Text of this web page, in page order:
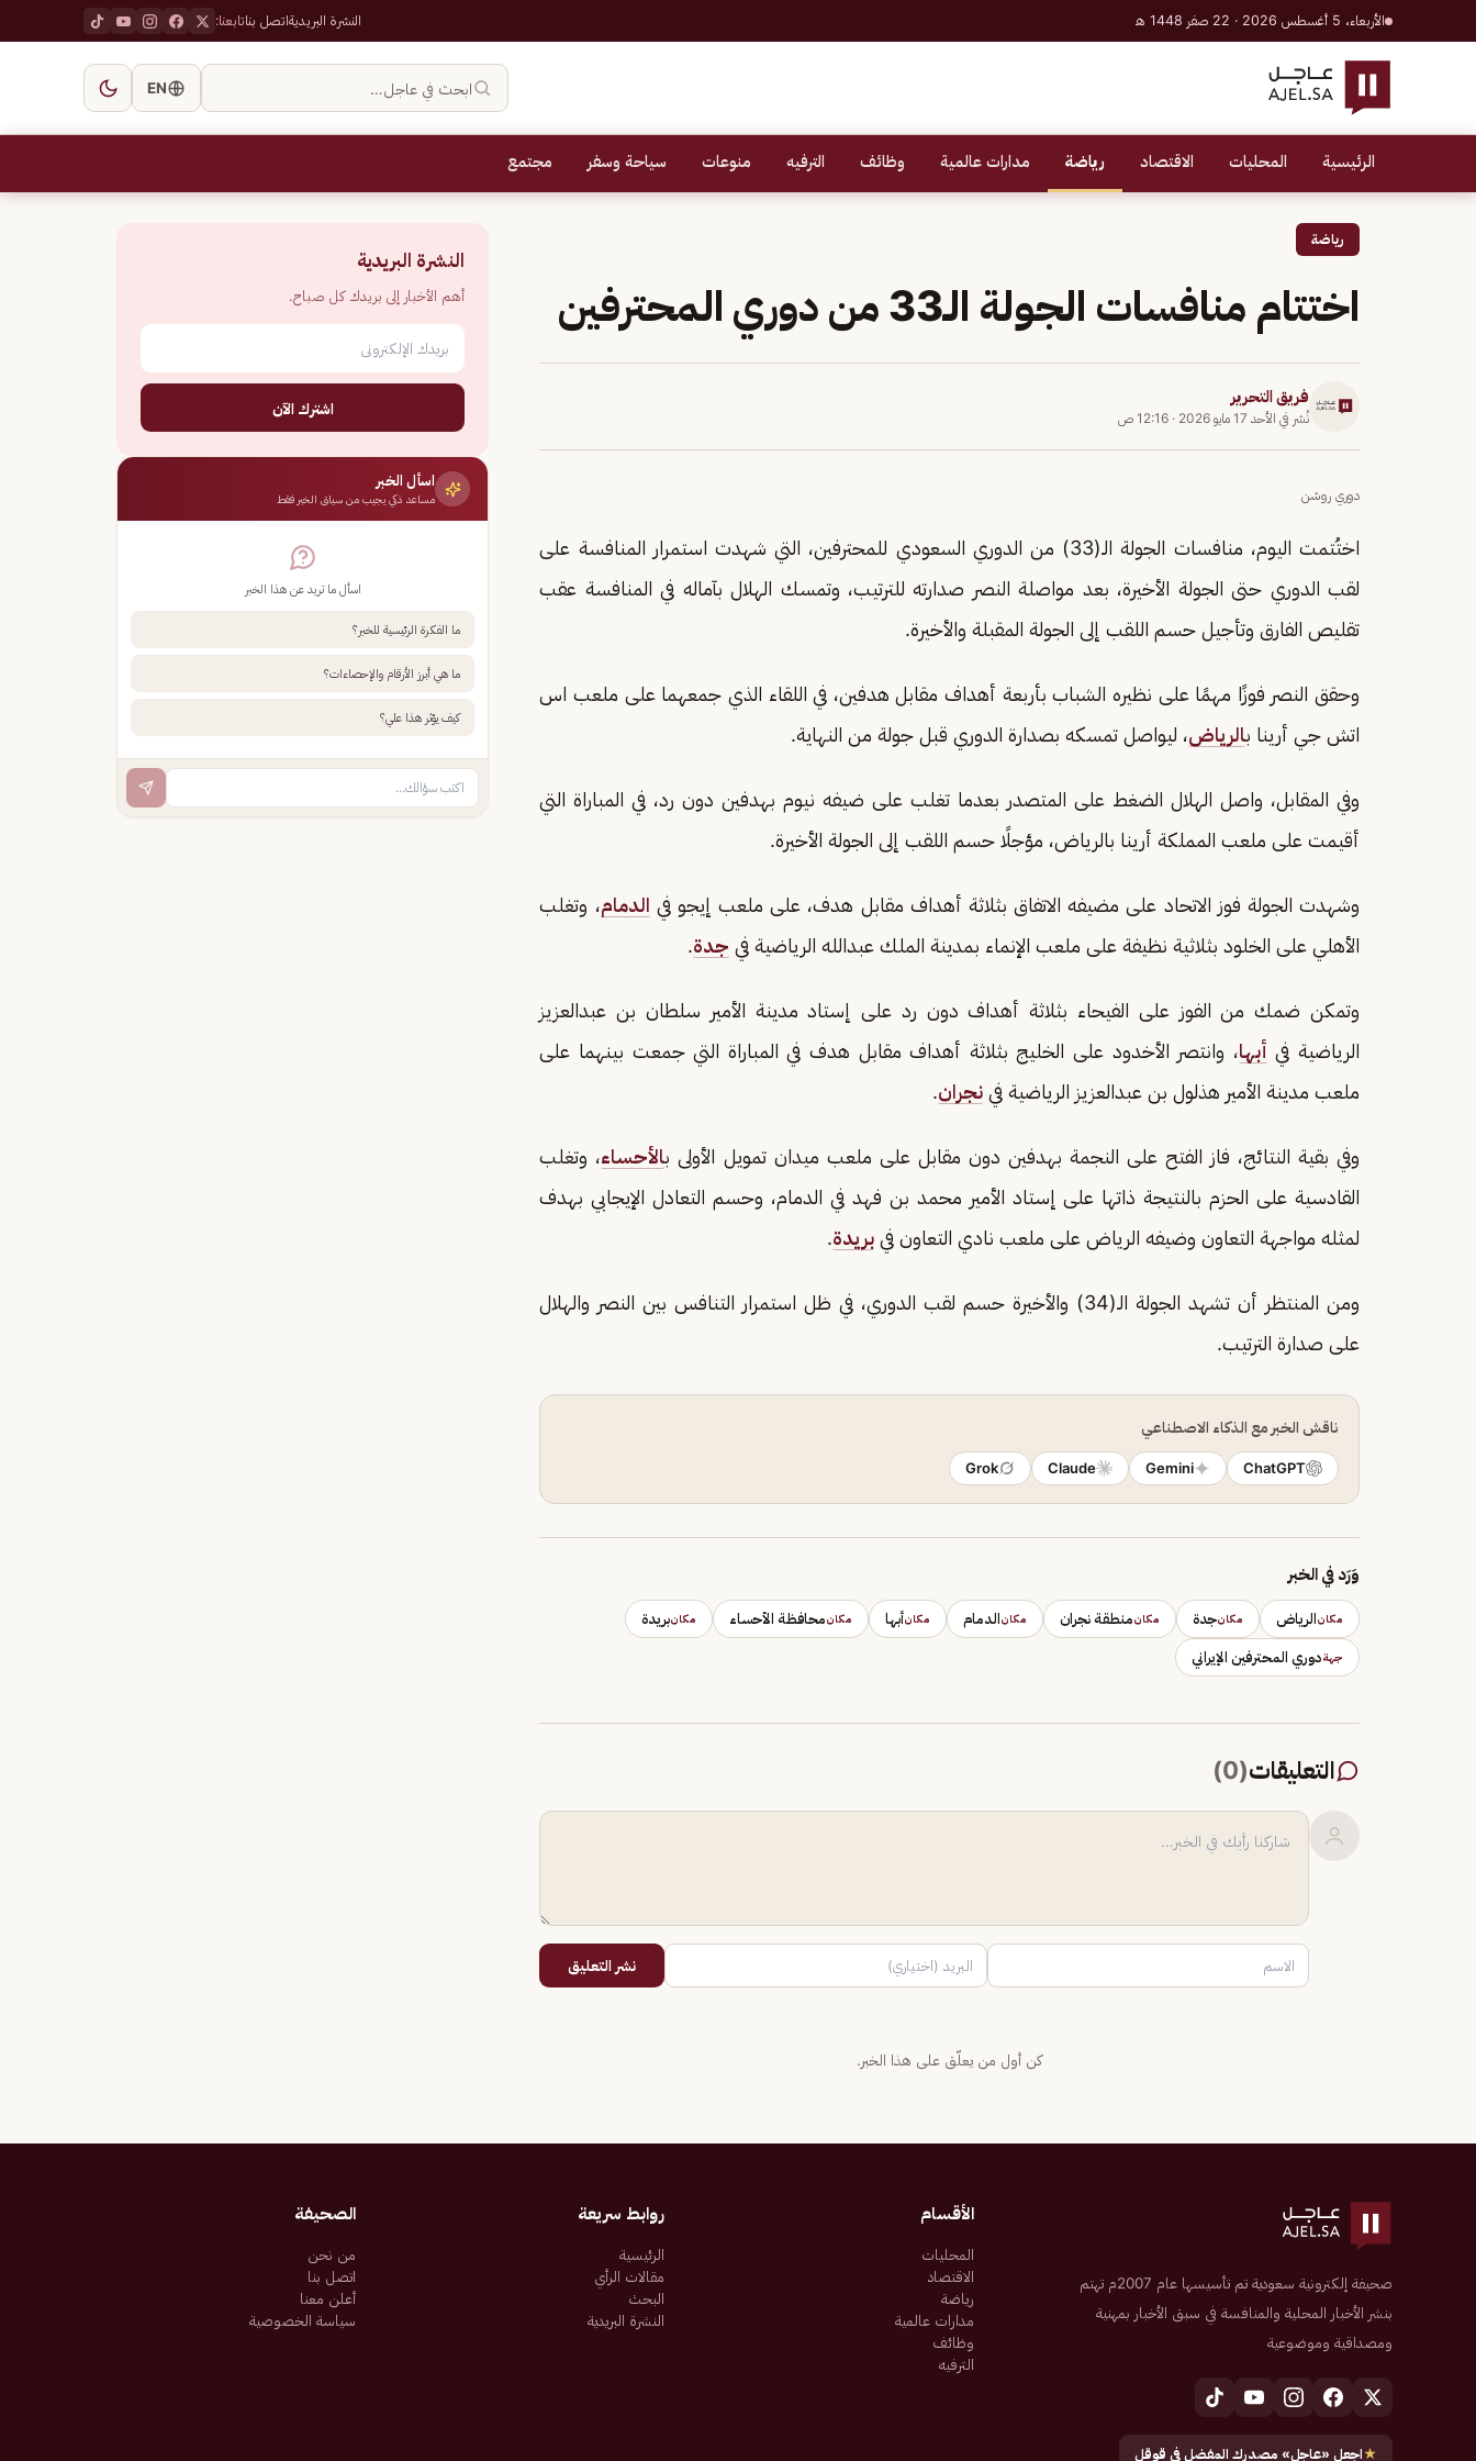
الأربعاء، 5 أغسطس 2026 · 22 صفر 1448 هـ النشرة البريديةاتصل بناتابعنا:
ابحث في عاجل… EN
الرئيسية المحليات الاقتصاد رياضة مدارات عالمية وظائف الترفيه منوعات سياحة وسفر مجتمع
رياضة
اختتام منافسات الجولة الـ33 من دوري المحترفين
فريق التحرير
نُشر في الأحد 17 مايو 2026 · 12:16 ص
دوري روشن
اختُتمت اليوم، منافسات الجولة الـ(33) من الدوري السعودي للمحترفين، التي شهدت استمرار المنافسة على
لقب الدوري حتى الجولة الأخيرة، بعد مواصلة النصر صدارته للترتيب، وتمسك الهلال بآماله في المنافسة عقب
تقليص الفارق وتأجيل حسم اللقب إلى الجولة المقبلة والأخيرة.
وحقق النصر فوزًا مهمًا على نظيره الشباب بأربعة أهداف مقابل هدفين، في اللقاء الذي جمعهما على ملعب اس
اتش جي أرينا بالرياض، ليواصل تمسكه بصدارة الدوري قبل جولة من النهاية.
وفي المقابل، واصل الهلال الضغط على المتصدر بعدما تغلب على ضيفه نيوم بهدفين دون رد، في المباراة التي
أقيمت على ملعب المملكة أرينا بالرياض، مؤجلًا حسم اللقب إلى الجولة الأخيرة.
وشهدت الجولة فوز الاتحاد على مضيفه الاتفاق بثلاثة أهداف مقابل هدف، على ملعب إيجو في الدمام، وتغلب
الأهلي على الخلود بثلاثية نظيفة على ملعب الإنماء بمدينة الملك عبدالله الرياضية في جدة.
وتمكن ضمك من الفوز على الفيحاء بثلاثة أهداف دون رد على إستاد مدينة الأمير سلطان بن عبدالعزيز
الرياضية في أبها، وانتصر الأخدود على الخليج بثلاثة أهداف مقابل هدف في المباراة التي جمعت بينهما على
ملعب مدينة الأمير هذلول بن عبدالعزيز الرياضية في نجران.
وفي بقية النتائج، فاز الفتح على النجمة بهدفين دون مقابل على ملعب ميدان تمويل الأولى بالأحساء، وتغلب
القادسية على الحزم بالنتيجة ذاتها على إستاد الأمير محمد بن فهد في الدمام، وحسم التعادل الإيجابي بهدف
لمثله مواجهة التعاون وضيفه الرياض على ملعب نادي التعاون في بريدة.
ومن المنتظر أن تشهد الجولة الـ(34) والأخيرة حسم لقب الدوري، في ظل استمرار التنافس بين النصر والهلال
على صدارة الترتيب.
ناقش الخبر مع الذكاء الاصطناعي
ChatGPT
Gemini
Claude
Grok
وَرَد في الخبر
مكانالرياض مكانجدة مكانمنطقة نجران مكانالدمام مكانأبها مكانمحافظة الأحساء مكانبريدة
جهةدوري المحترفين الإيراني
التعليقات(
0
)
نشر التعليق
كن أول من يعلّق على هذا الخبر.
النشرة البريدية
أهم الأخبار إلى بريدك كل صباح.
اشترك الآن
اسأل الخبر
مساعد ذكي يجيب من سياق الخبر فقط
اسأل ما تريد عن هذا الخبر
ما الفكرة الرئيسية للخبر؟
ما هي أبرز الأرقام والإحصاءات؟
كيف يؤثر هذا علي؟
صحيفة إلكترونية سعودية تم تأسيسها عام 2007م تهتم
بنشر الأخبار المحلية والمنافسة في سبق الأخبار بمهنية
ومصداقية وموضوعية
★اجعل «عاجل» مصدرك المفضل في قوقل
الأقسام
المحليات
الاقتصاد
رياضة
مدارات عالمية
وظائف
الترفيه
روابط سريعة
الرئيسية
مقالات الرأي
البحث
النشرة البريدية
الصحيفة
من نحن
اتصل بنا
أعلن معنا
سياسة الخصوصية